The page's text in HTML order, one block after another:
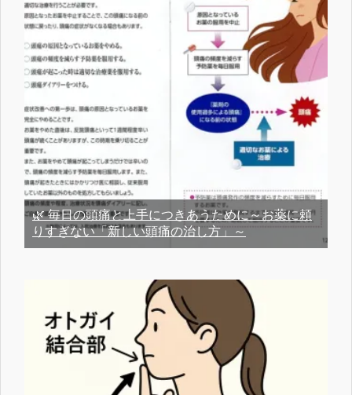
🌿 毎日の頭痛と上手につきあうために～お薬に頼
りすぎない「新しい頭痛の治し方」～